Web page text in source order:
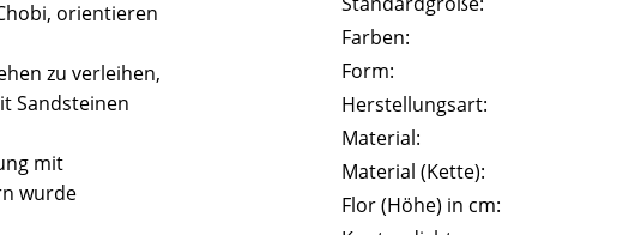
orientieren
zu verleihen,
Sandsteinen
mit
wurde
Farben:
Form:
Herstellungsart:
Material:
Material (Kette):
Flor (Höhe) in cm: